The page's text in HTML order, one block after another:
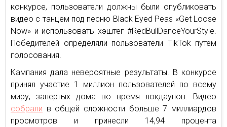
конкурсе, пользователи должны были опубликовать
видео с танцем под песню Black Eyed Peas «Get Loose
Now» и использовать хэштег #RedBullDanceYourStyle.
Победителей определяли пользователи TikTok путем
голосования.
Кампания дала невероятные результаты. В конкурсе
принял участие 1 миллион пользователей по всему
миру, запертых дома во время локдаунов. Видео
собрали в общей сложности больше 7 миллиардов
просмотров и принесли 14,94 процента